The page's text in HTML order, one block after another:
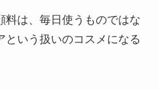
料は、毎日使うものではな
という扱いのコスメになる